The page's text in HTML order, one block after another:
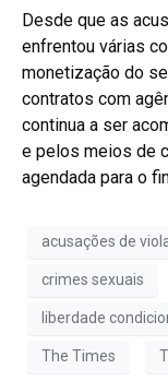
Desde que as
enfrentou várias
monetização do
contratos com
continua a ser
e pelos meios de
agendada para o
acusações de
crimes sexuais
liberdade
The Times